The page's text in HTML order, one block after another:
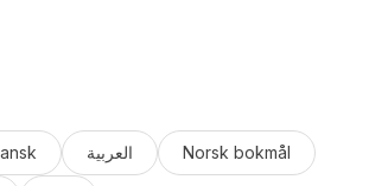
العربية Norsk bokmål